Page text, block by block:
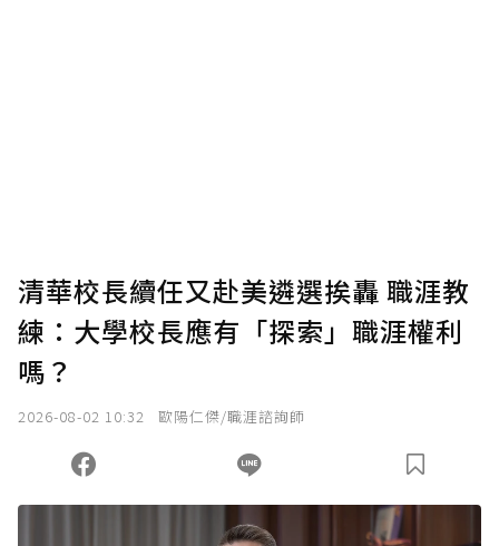
確認送出
您當前剩餘 U 利點數：0點；前往 購買點數
清華校長續任又赴美遴選挨轟 職涯教
練：大學校長應有「探索」職涯權利
嗎？
2026-08-02 10:32 歐陽仁傑/職涯諮詢師